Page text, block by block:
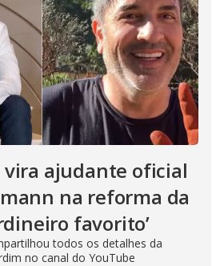
vira ajudante oficial
na reforma da
favorito’
todos os detalhes da
no canal do YouTube